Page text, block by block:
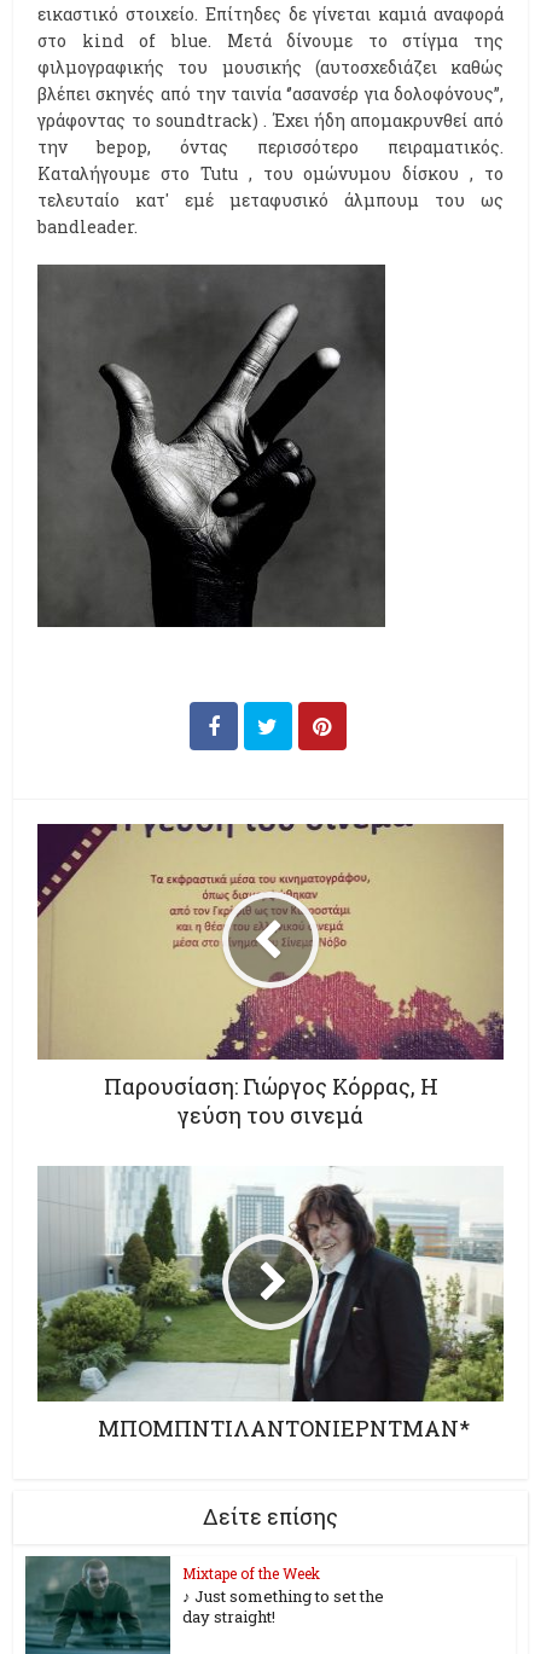
εικαστικό στοιχείο. Επίτηδες δε γίνεται καμιά αναφορά
στο kind of blue. Μετά δίνουμε το στίγμα της
φιλμογραφικής του μουσικής (αυτοσχεδιάζει καθώς
βλέπει σκηνές από την ταινία ‘’ασανσέρ για δολοφόνους’’,
γράφοντας το soundtrack) . Έχει ήδη απομακρυνθεί από
την bepop, όντας περισσότερο πειραματικός.
Καταλήγουμε στο Tutu , του ομώνυμου δίσκου , το
τελευταίο κατ' εμέ μεταφυσικό άλμπουμ του ως
bandleader.
Παρουσίαση: Γιώργος Κόρρας, Η
γεύση του σινεμά
ΜΠΟΜΠΝΤΙΛΑΝΤΟΝΙΕΡΝΤΜΑΝ*
Δείτε επίσης
Mixtape of the Week
♪ Just something to set the
day straight!